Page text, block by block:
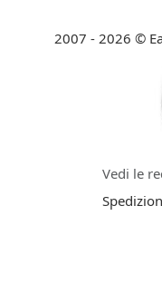
2007 - 2026 ©
Vedi le